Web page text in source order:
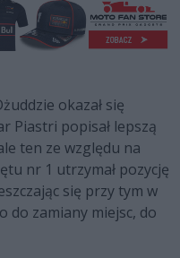
okazał się
Piastri popisał lepszą
ten ze względu na
nr 1 utrzymał pozycję
się przy tym w
do zamiany miejsc, do